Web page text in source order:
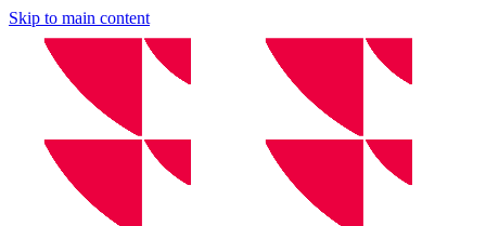
Skip to main content